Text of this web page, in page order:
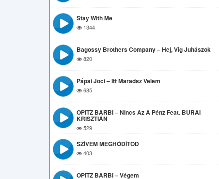
Stay With Me
1344
Bagossy Brothers Company – Hej, Víg Juhászok
820
Pápai Joci – Itt Maradsz Velem
685
OPITZ BARBI – Nincs Az A Pénz Feat. BURAI
KRISZTIÁN
529
SZÍVEM MEGHÓDÍTOD
403
OPITZ BARBI – Végem